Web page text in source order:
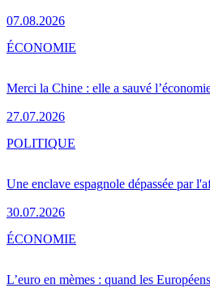
07.08.2026
Merci la Chine : elle a sauvé
27.07.2026
ÉCONOMIE
Une enclave espagnole dépassée par
30.07.2026
POLITIQUE
L’euro en mèmes : quand les
ÉCONOMIE